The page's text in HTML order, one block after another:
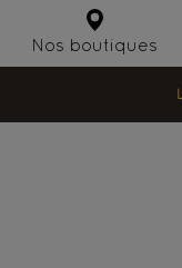
Nos boutiques